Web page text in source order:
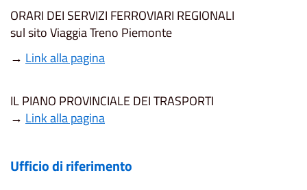
ORARI DEI SERVIZI FERROVIARI REGIONALI
sul sito Viaggia Treno Piemonte
→ Link alla pagina
IL PIANO PROVINCIALE DEI TRASPORTI
→ Link alla pagina
Ufficio di riferimento